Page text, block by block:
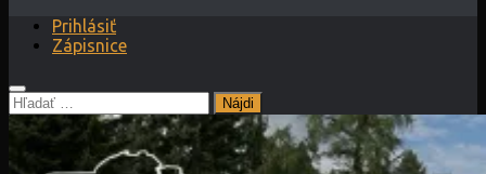
Prihlásiť
Zápisnice
Hľadať: